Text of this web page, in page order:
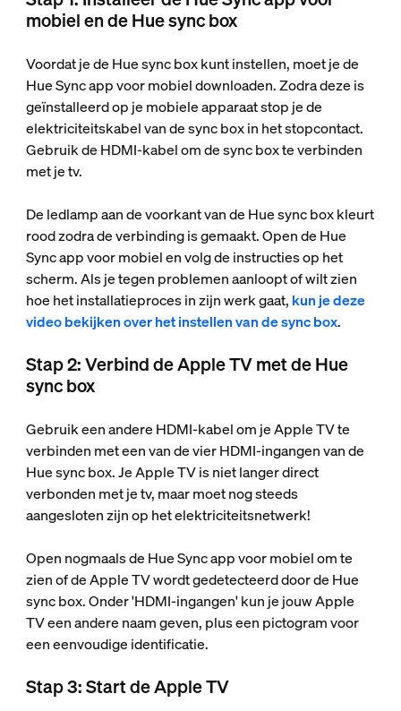
mobiel en de Hue sync box
Voordat je de Hue sync box kunt instellen, moet je de
Hue Sync app voor mobiel downloaden. Zodra deze is
geïnstalleerd op je mobiele apparaat stop je de
elektriciteitskabel van de sync box in het stopcontact.
Gebruik de HDMI-kabel om de sync box te verbinden
met je tv.
De ledlamp aan de voorkant van de Hue sync box kleurt
rood zodra de verbinding is gemaakt. Open de Hue
Sync app voor mobiel en volg de instructies op het
scherm. Als je tegen problemen aanloopt of wilt zien
hoe het installatieproces in zijn werk gaat, kun je deze
video bekijken over het instellen van de sync box.
Stap 2: Verbind de Apple TV met de Hue
sync box
Gebruik een andere HDMI-kabel om je Apple TV te
verbinden met een van de vier HDMI-ingangen van de
Hue sync box. Je Apple TV is niet langer direct
verbonden met je tv, maar moet nog steeds
aangesloten zijn op het elektriciteitsnetwerk!
Open nogmaals de Hue Sync app voor mobiel om te
zien of de Apple TV wordt gedetecteerd door de Hue
sync box. Onder 'HDMI-ingangen' kun je jouw Apple
TV een andere naam geven, plus een pictogram voor
een eenvoudige identificatie.
Stap 3: Start de Apple TV